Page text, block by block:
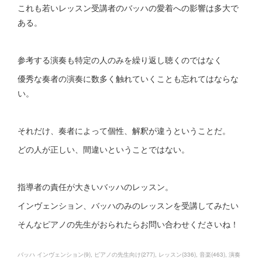
これも若いレッスン受講者のバッハの愛着への影響は多大で
ある。
参考する演奏も特定の人のみを繰り返し聴くのではなく
優秀な奏者の演奏に数多く触れていくことも忘れてはならな
い。
それだけ、奏者によって個性、解釈が違うということだ。
どの人が正しい、間違いということではない。
指導者の責任が大きいバッハのレッスン。
インヴェンション、バッハのみのレッスンを受講してみたい
そんなピアノの先生がおられたらお問い合わせくださいね！
バッハ インヴェンション(9) ピアノの先生向け(277) レッスン(336) 音楽(463) 演奏